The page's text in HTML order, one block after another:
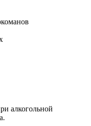
алкогольной